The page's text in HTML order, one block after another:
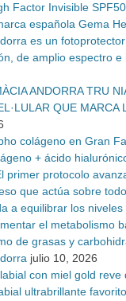
Factor Invisible
española Gema
es un
de amplio espectro e
ANDORRA TRU
QUE MARCA
colágeno en Gran
+ ácido
primer protocolo
que actúa sobre
a equilibrar los
el metabolismo
de grasas y
julio 10, 2026
con miel gold reve
ultrabrillante